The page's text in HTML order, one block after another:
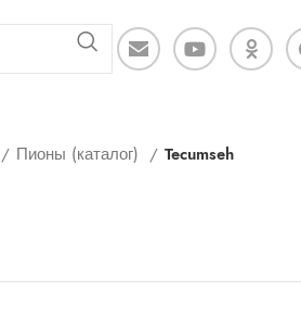
Пионы (каталог) Tecumseh